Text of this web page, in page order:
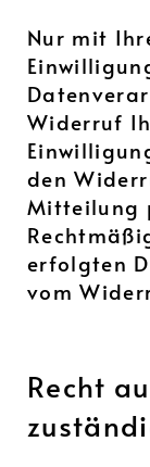
Nur mit
Widerruf
den
Mitteilung
erfolgten
vom
Recht